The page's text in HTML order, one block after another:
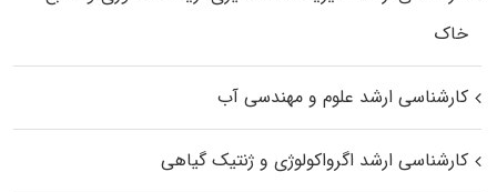
خاک
کارشناسی ارشد علوم و مهندسی آب
کارشناسی ارشد اگرواکولوژی و ژنتیک گیاهی